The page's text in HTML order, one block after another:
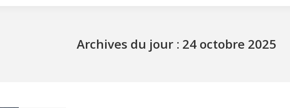
Archives du jour : 24 octobre 2025